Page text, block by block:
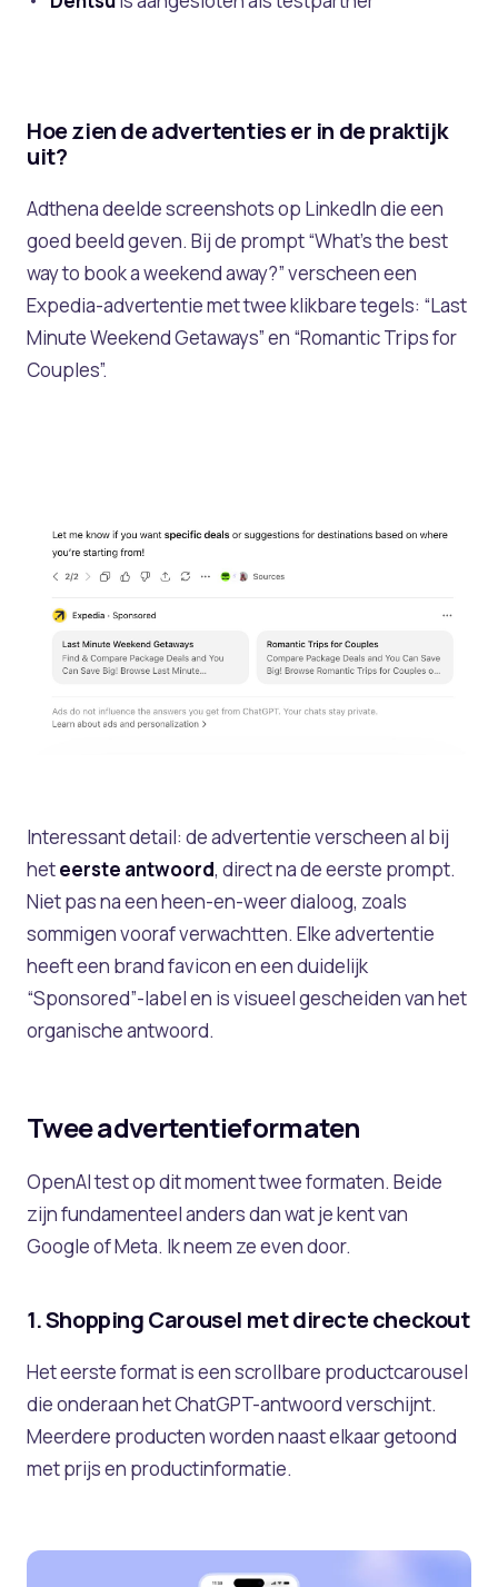
Hoe zien de advertenties er in de praktijk
uit?
Adthena deelde screenshots op LinkedIn die een
goed beeld geven. Bij de prompt “What’s the best
way to book a weekend away?” verscheen een
Expedia-advertentie met twee klikbare tegels: “Last
Minute Weekend Getaways” en “Romantic Trips for
Couples”.
Interessant detail: de advertentie verscheen al bij
heteerste antwoord, direct na de eerste prompt.
Niet pas na een heen-en-weer dialoog, zoals
sommigen vooraf verwachtten. Elke advertentie
heeft een brand favicon en een duidelijk
“Sponsored”-label en is visueel gescheiden van het
organische antwoord.
Twee advertentieformaten
OpenAI test op dit moment twee formaten. Beide
zijn fundamenteel anders dan wat je kent van
Google of Meta. Ik neem ze even door.
1. Shopping Carousel met directe checkout
Het eerste format is een scrollbare productcarousel
die onderaan het ChatGPT-antwoord verschijnt.
Meerdere producten worden naast elkaar getoond
met prijs en productinformatie.